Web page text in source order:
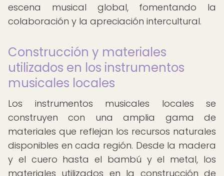
escena musical global, fomentando la
colaboración y la apreciación intercultural.
Construcción y materiales
utilizados en los instrumentos
musicales locales
Los instrumentos musicales locales se
construyen con una amplia gama de
materiales que reflejan los recursos naturales
disponibles en cada región. Desde la madera
y el cuero hasta el bambú y el metal, los
materiales utilizados en la construcción de